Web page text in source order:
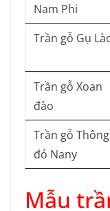
Nam Phi
Trần gỗ Gụ
Trần gỗ Xoan
đào
Trần gỗ Thông
đỏ Nany
Mẫu